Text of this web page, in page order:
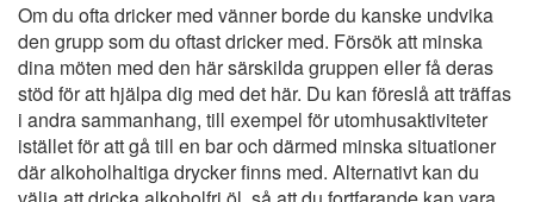
Om du ofta dricker med vänner borde du kanske undvika
den grupp som du oftast dricker med. Försök att minska
dina möten med den här särskilda gruppen eller få deras
stöd för att hjälpa dig med det här. Du kan föreslå att träffas
i andra sammanhang, till exempel för utomhusaktiviteter
istället för att gå till en bar och därmed minska situationer
där alkoholhaltiga drycker finns med. Alternativt kan du